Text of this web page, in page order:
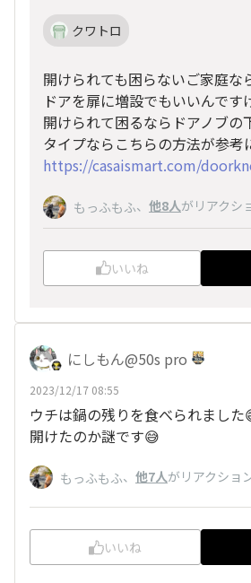
クワトロ
開けられても困らないご家庭な
ドアを扉に増設でもいいんです
開けられて困るならドアノブの
タイプならこちらの方法が参考
https://casaismart.com/
もっふもふ、 他8人がリアクシ
いいね
にしもん@50s pro
2023/12/17 08:55
ウチは鍋の残りを食べられました
開けたのか謎です😅
もっふもふ、 他7人がリアクショ
いいね